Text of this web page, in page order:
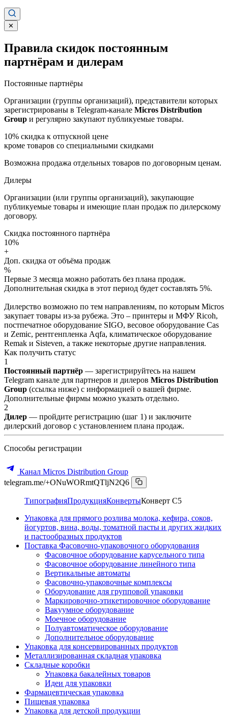
✕
Правила скидок постоянным
партнёрам и дилерам
Постоянные партнёры
Организации (группы организаций), представители которых
зарегистрированы в Telegram-канале Micros Distribution
Group и регулярно закупают публикуемые товары.
10% скидка к отпускной цене
кроме товаров со специальными скидками
Возможна продажа отдельных товаров по договорным ценам.
Дилеры
Организации (или группы организаций), закупающие
публикуемые товары и имеющие план продаж по дилерскому
договору.
Скидка постоянного партнёра
10%
+
Доп. скидка от объёма продаж
%
Первые 3 месяца можно работать без плана продаж.
Дополнительная скидка в этот период будет составлять 5%.
Дилерство возможно по тем направлениям, по которым Micros
закупает товары из-за рубежа. Это – принтеры и МФУ Ricoh,
постпечатное оборудование SIGO, весовое оборудование Cas
и Zemic, рентгенпленка Aqfa, климатическое оборудование
Remak и Sisteven, а также некоторые другие направления.
Как получить статус
1
Постоянный партнёр — зарегистрируйтесь на нашем
Telegram канале для партнеров и дилеров Micros Distribution
Group (ссылка ниже) с информацией о вашей фирме.
Дополнительные фирмы можно указать отдельно.
2
Дилер — пройдите регистрацию (шаг 1) и заключите
дилерский договор с установлением плана продаж.
Способы регистрации
Канал Micros Distribution Group
telegram.me/+ONuWORmtQTljN2Q6
ТипографияПродукцияКонвертыКонверт C5
Упаковка для прямого розлива молока, кефира, соков,
йогуртов, вина, воды, томатной пасты и других жидких
и пастообразных продуктов
Поставка Фасовочно-упаковочного оборудования
Фасовочное оборудование карусельного типа
Фасовочное оборудование линейного типа
Вертикальные автоматы
Фасовочно-упаковочные комплексы
Оборудование для групповой упаковки
Маркировочно-этикетировочное оборудование
Вакуумное оборудование
Моечное оборудование
Полуавтоматическое оборудование
Дополнительное оборудование
Упаковка для консервированных продуктов
Металлизированная складная упаковка
Складные коробки
Упаковка бакалейных товаров
Идеи для упаковки
Фармацевтическая упаковка
Пищевая упаковка
Упаковка для детской продукции